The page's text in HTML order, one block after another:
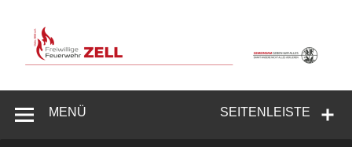
springen
Feuerwehr
SEITENLEISTE
MENÜ